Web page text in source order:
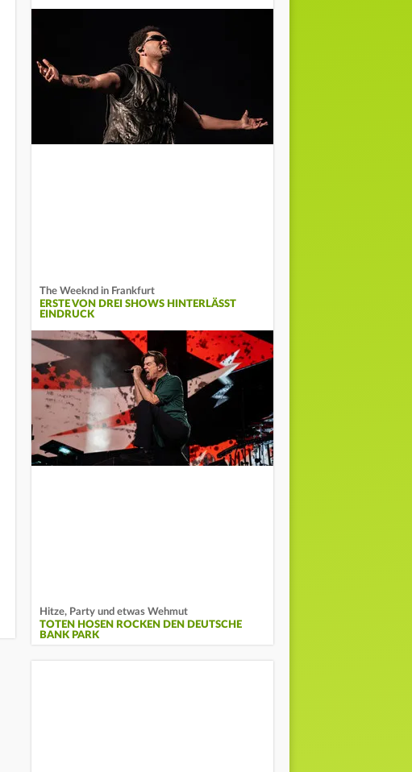
The Weeknd in Frankfurt
ERSTE VON DREI SHOWS HINTERLÄSST
EINDRUCK
Hitze, Party und etwas Wehmut
TOTEN HOSEN ROCKEN DEN DEUTSCHE
BANK PARK